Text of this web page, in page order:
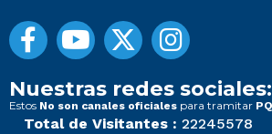
Nuestras redes sociales:
Estos No son canales oficiales para tramitar
Total de Visitantes : 22245578